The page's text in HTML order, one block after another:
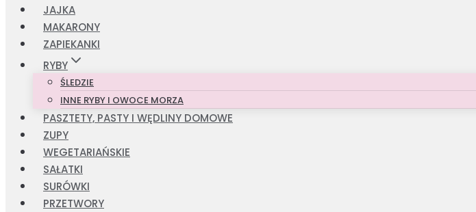
JAJKA
MAKARONY
ZAPIEKANKI
RYBY
ŚLEDZIE
INNE RYBY I OWOCE MORZA
PASZTETY, PASTY I WĘDLINY DOMOWE
ZUPY
WEGETARIAŃSKIE
SAŁATKI
SURÓWKI
PRZETWORY